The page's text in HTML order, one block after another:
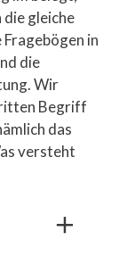
gleiche
Fragebögen in
die
Wir
Begriff
das
versteht